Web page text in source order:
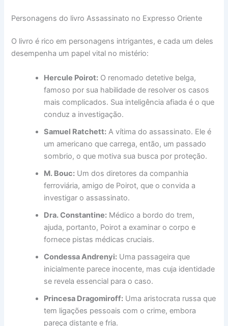
Personagens do livro Assassinato no Expresso Oriente
O livro é rico em personagens intrigantes, e cada um deles
desempenha um papel vital no mistério:
Hercule Poirot: O renomado detetive belga,
famoso por sua habilidade de resolver os casos
mais complicados. Sua inteligência afiada é o que
conduz a investigação.
Samuel Ratchett: A vítima do assassinato. Ele é
um americano que carrega, então, um passado
sombrio, o que motiva sua busca por proteção.
M. Bouc: Um dos diretores da companhia
ferroviária, amigo de Poirot, que o convida a
investigar o assassinato.
Dra. Constantine: Médico a bordo do trem,
ajuda, portanto, Poirot a examinar o corpo e
fornece pistas médicas cruciais.
Condessa Andrenyi: Uma passageira que
inicialmente parece inocente, mas cuja identidade
se revela essencial para o caso.
Princesa Dragomiroff: Uma aristocrata russa que
tem ligações pessoais com o crime, embora
pareça distante e fria.